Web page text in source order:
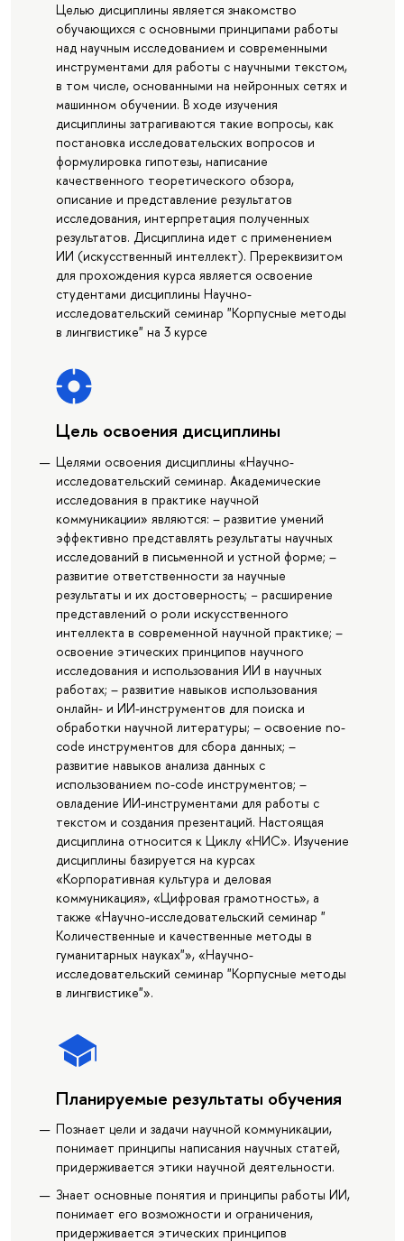
Целью дисциплины является знакомство
обучающихся с основными принципами работы
над научным исследованием и современными
инструментами для работы с научными текстом,
в том числе, основанными на нейронных сетях и
машинном обучении. В ходе изучения
дисциплины затрагиваются такие вопросы, как
постановка исследовательских вопросов и
формулировка гипотезы, написание
качественного теоретического обзора,
описание и представление результатов
исследования, интерпретация полученных
результатов. Дисциплина идет с применением
ИИ (искусственный интеллект). Пререквизитом
для прохождения курса является освоение
студентами дисциплины Научно-
исследовательский семинар "Корпусные методы
в лингвистике" на 3 курсе
Цель освоения дисциплины
Целями освоения дисциплины «Научно-
исследовательский семинар. Академические
исследования в практике научной
коммуникации» являются: – развитие умений
эффективно представлять результаты научных
исследований в письменной и устной форме; –
развитие ответственности за научные
результаты и их достоверность; − расширение
представлений о роли искусственного
интеллекта в современной научной практике; –
освоение этических принципов научного
исследования и использования ИИ в научных
работах; – развитие навыков использования
онлайн- и ИИ-инструментов для поиска и
обработки научной литературы; – освоение no-
code инструментов для сбора данных; –
развитие навыков анализа данных с
использованием no-code инструментов; –
овладение ИИ-инструментами для работы с
текстом и создания презентаций. Настоящая
дисциплина относится к Циклу «НИС». Изучение
дисциплины базируется на курсах
«Корпоративная культура и деловая
коммуникация», «Цифровая грамотность», а
также «Научно-исследовательский семинар "
Количественные и качественные методы в
гуманитарных науках"», «Научно-
исследовательский семинар "Корпусные методы
в лингвистике"».
Планируемые результаты обучения
Познает цели и задачи научной коммуникации,
понимает принципы написания научных статей,
придерживается этики научной деятельности.
Знает основные понятия и принципы работы ИИ,
понимает его возможности и ограничения,
придерживается этических принципов